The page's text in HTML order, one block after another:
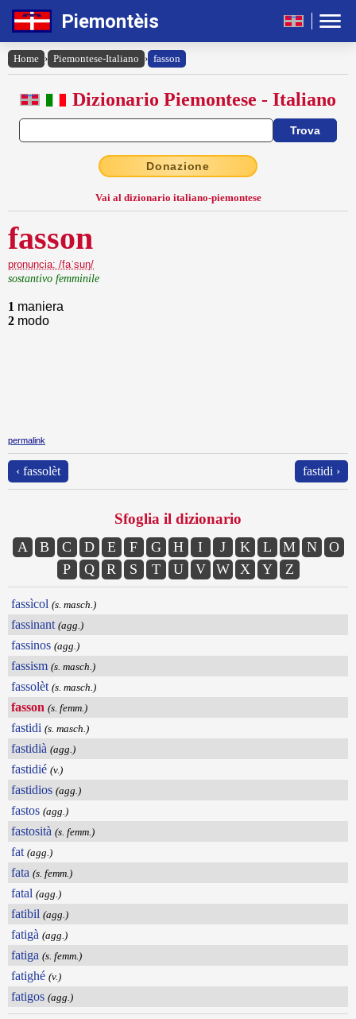
Piemontèis
Home › Piemontese-Italiano › fasson
Dizionario Piemontese - Italiano
Donazione
Vai al dizionario italiano-piemontese
fasson
pronuncia: /faˈsuŋ/
sostantivo femminile
1 maniera
2 modo
permalink
‹ fassolèt fastidi ›
Sfoglia il dizionario
A B C D E F G H I J K L M N
O
P
Q R S T U V W X Y Z
fassìcol (s. masch.)
fassinant (agg.)
fassinos (agg.)
fassism (s. masch.)
fassolèt (s. masch.)
fasson (s. femm.)
fastidi (s. masch.)
fastidià (agg.)
fastidié (v.)
fastidios (agg.)
fastos (agg.)
fastosità (s. femm.)
fat (agg.)
fata (s. femm.)
fatal (agg.)
fatibil (agg.)
fatigà (agg.)
fatiga (s. femm.)
fatighé (v.)
fatigos (agg.)